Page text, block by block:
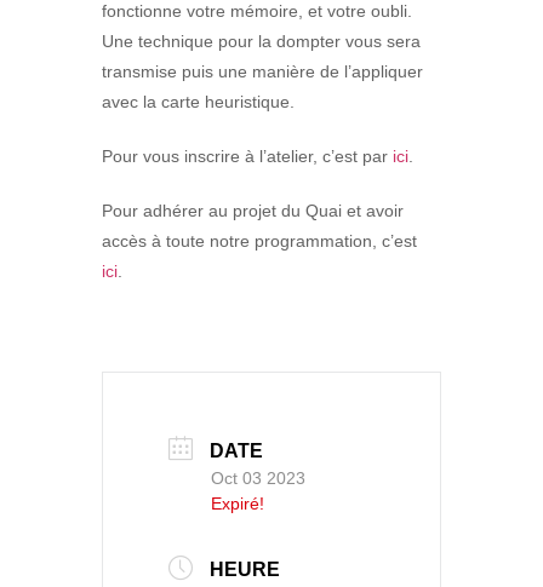
fonctionne votre mémoire, et votre oubli.
Une technique pour la dompter vous sera
transmise puis une manière de l’appliquer
avec la carte heuristique.
Pour vous inscrire à l’atelier, c’est par ici
Pour adhérer au projet du Quai et avoir
accès à toute notre programmation, c’est
ici
DATE
Oct 03 2023
Expiré!
HEURE